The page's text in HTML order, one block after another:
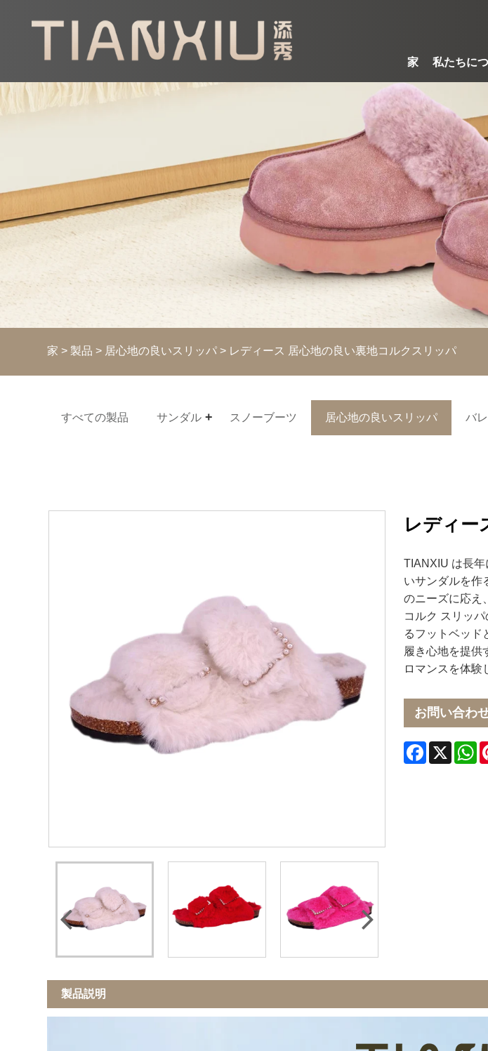
家 私たちに
家 > 製品 > 居心地の良いスリッパ > レディース 居心地の良い裏地コルクスリッパ
すべての製品 サンダル スノーブーツ 居心地の良いスリッパ バ
レディー
TIANXIU は長
いサンダルを作
のニーズに応え
コルク スリッ
るフットベッド
履き心地を提供
ロマンスを体験
お問い合わ
Facebook
X
製品説明